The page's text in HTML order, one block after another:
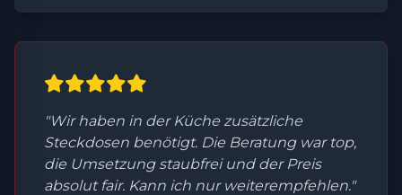
"Wir haben in der Küche zusätzliche
Steckdosen benötigt. Die Beratung war top,
die Umsetzung staubfrei und der Preis
absolut fair. Kann ich nur weiterempfehlen."